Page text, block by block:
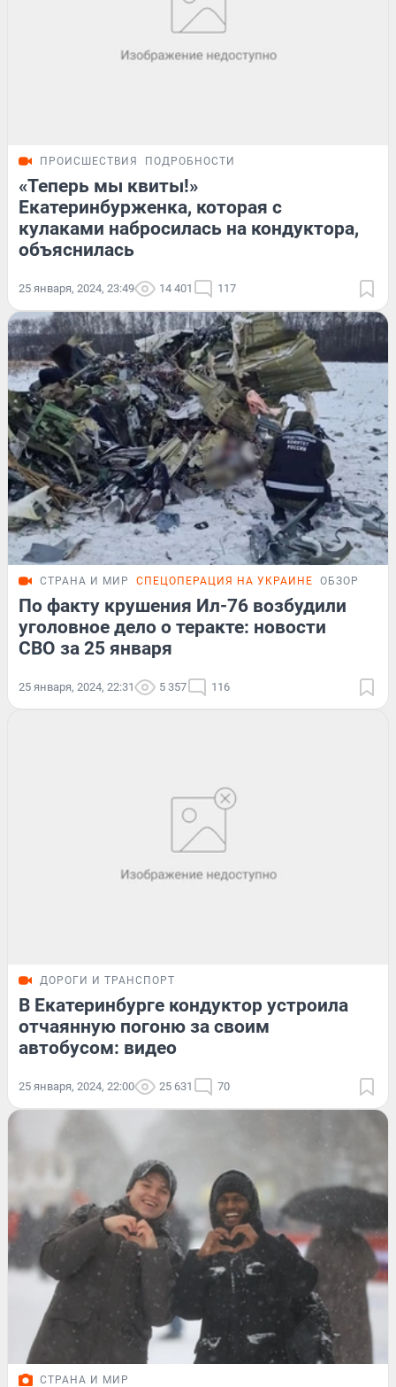
ПРОИСШЕСТВИЯ ПОДРОБНОСТИ
«Теперь мы квиты!»
Екатеринбурженка, которая с
кулаками набросилась на кондуктора,
объяснилась
25 января, 2024, 23:49 14 401 117
СТРАНА И МИР СПЕЦОПЕРАЦИЯ НА УКРАИНЕ ОБЗОР
По факту крушения Ил-76 возбудили
уголовное дело о теракте: новости
СВО за 25 января
25 января, 2024, 22:31 5 357 116
ДОРОГИ И ТРАНСПОРТ
В Екатеринбурге кондуктор устроила
отчаянную погоню за своим
автобусом: видео
25 января, 2024, 22:00 25 631 70
СТРАНА И МИР